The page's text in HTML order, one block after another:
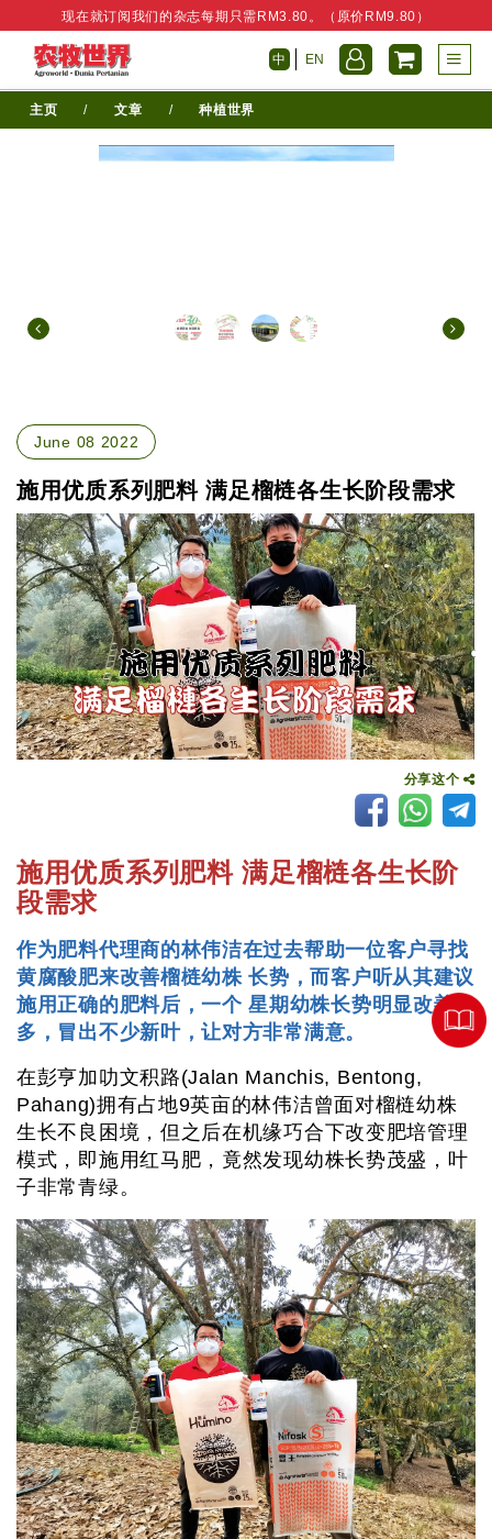
现在就订阅我们的杂志每期只需RM3.80。（原价RM9.80）
中 EN
主页 / 文章 / 种植世界
June 08 2022
施用优质系列肥料 满足榴梿各生长阶段需求
分享这个
施用优质系列肥料 满足榴梿各生长阶
段需求
作为肥料代理商的林伟洁在过去帮助一位客户寻找
黄腐酸肥来改善榴梿幼株 长势，而客户听从其建议
施用正确的肥料后，一个 星期幼株长势明显改善许
多，冒出不少新叶，让对方非常满意。
在彭亨加叻文积路(Jalan Manchis, Bentong,
Pahang)拥有占地9英亩的林伟洁曾面对榴梿幼株
生长不良困境，但之后在机缘巧合下改变肥培管理
模式，即施用红马肥，竟然发现幼株长势茂盛，叶
子非常青绿。